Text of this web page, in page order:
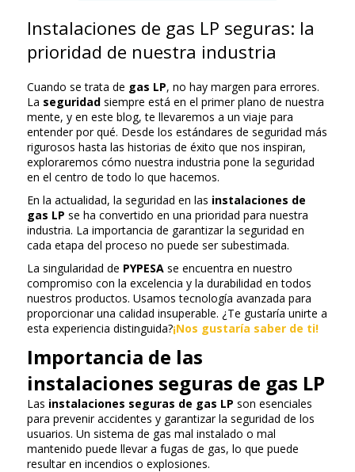
Instalaciones de gas LP seguras: la
prioridad de nuestra industria
Cuando se trata de gas LP, no hay margen para errores.
La seguridad siempre está en el primer plano de nuestra
mente, y en este blog, te llevaremos a un viaje para
entender por qué. Desde los estándares de seguridad más
rigurosos hasta las historias de éxito que nos inspiran,
exploraremos cómo nuestra industria pone la seguridad
en el centro de todo lo que hacemos.
En la actualidad, la seguridad en las instalaciones de
gas LP se ha convertido en una prioridad para nuestra
industria. La importancia de garantizar la seguridad en
cada etapa del proceso no puede ser subestimada.
La singularidad de PYPESA se encuentra en nuestro
compromiso con la excelencia y la durabilidad en todos
nuestros productos. Usamos tecnología avanzada para
proporcionar una calidad insuperable. ¿Te gustaría unirte a
esta experiencia distinguida?¡Nos gustaría saber de ti!
Importancia de las
instalaciones seguras de gas LP
Las instalaciones seguras de gas LP son esenciales
para prevenir accidentes y garantizar la seguridad de los
usuarios. Un sistema de gas mal instalado o mal
mantenido puede llevar a fugas de gas, lo que puede
resultar en incendios o explosiones.